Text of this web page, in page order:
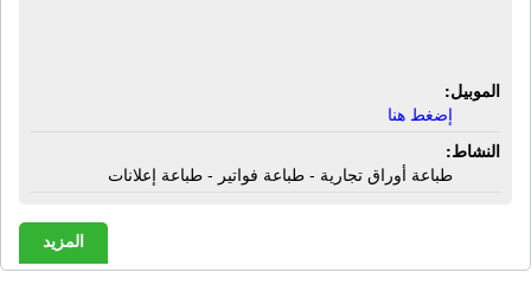
الموبيل:
إضغط هنا
النشاط:
طباعة أوراق تجارية - طباعة فواتير - طباعة إعلانات
المزيد